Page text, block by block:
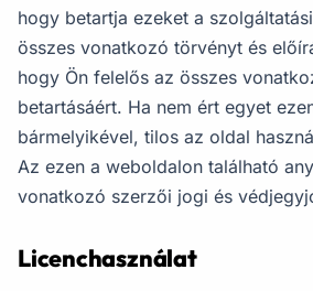
hogy betartja ezeket a
összes vonatkozó törvényt és
hogy Ön felelős az összes
betartásáért. Ha nem ért egyet
bármelyikével, tilos az oldal
Az ezen a weboldalon található
vonatkozó szerzői jogi és
Licenchasználat